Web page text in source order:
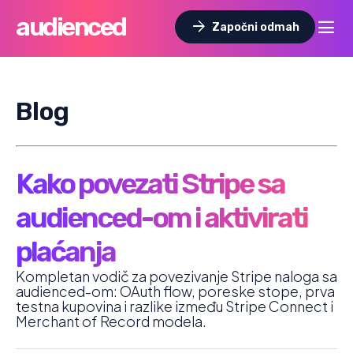
audienced arrow_forward Započni odmah dehaze
Blog
Kako povezati Stripe sa
audienced-om i aktivirati
plaćanja
Kompletan vodič za povezivanje Stripe naloga sa
audienced-om: OAuth flow, poreske stope, prva
testna kupovina i razlike između Stripe Connect i
Merchant of Record modela.